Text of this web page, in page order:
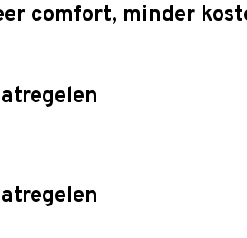
comfort, minder